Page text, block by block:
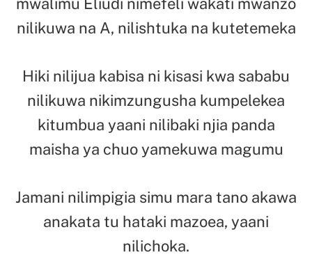
nilikuwa na A, nilishtuka na kutetemeka
Hiki nilijua kabisa ni kisasi kwa sababu
nilikuwa nikimzungusha kumpelekea
kitumbua yaani nilibaki njia panda
maisha ya chuo yamekuwa magumu
Jamani nilimpigia simu mara tano akawa
anakata tu hataki mazoea, yaani
nilichoka.